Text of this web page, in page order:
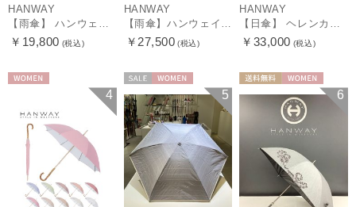
HANWAY
【雨傘】 ハンウェイ （HANWAY） Couturier クチュリエ 長傘 日本製
￥19,800 (税込)
HANWAY
【雨傘】ハンウェイ （HANWAY ）真田耳（サナダミミ）長傘 日本製 カーボン骨
￥27,500 (税込)
HANWAY
【日傘】 ヘレンカミンスキー（HELEN KAMINSKI） X ハンウェイ (HANWAY) コラボ プロヴァンスタイプ 麻無地 ラフィアコード 折りたたみ傘 曲がり手元 純パラソル
￥33,000 (税込)
4 5 6